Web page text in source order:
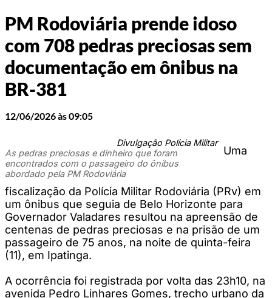
PM Rodoviária prende idoso
com 708 pedras preciosas sem
documentação em ônibus na
BR-381
12/06/2026 às 09:05
Divulgação Polícia Militar
As pedras preciosas e dinheiro que foram
encontrados com o passageiro do ônibus
abordado pela PM Rodoviária
Uma
fiscalização da Polícia Militar Rodoviária (PRv) em
um ônibus que seguia de Belo Horizonte para
Governador Valadares resultou na apreensão de
centenas de pedras preciosas e na prisão de um
passageiro de 75 anos, na noite de quinta-feira
(11), em Ipatinga.
A ocorrência foi registrada por volta das 23h10, na
avenida Pedro Linhares Gomes, trecho urbano da